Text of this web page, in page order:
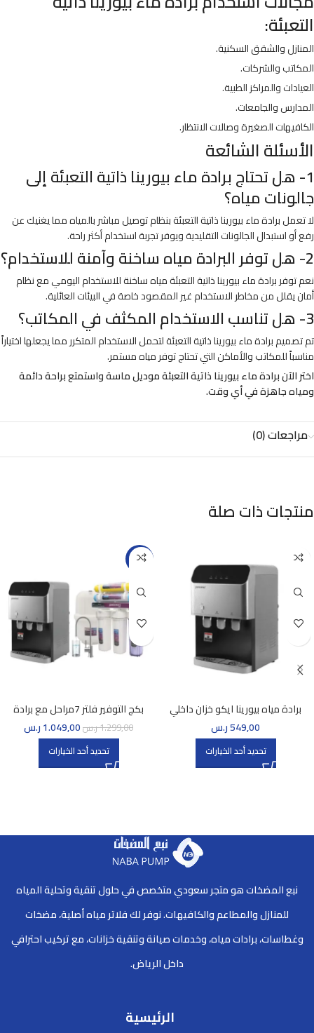
التعبئة:
المنازل والشقق السكنية.
المكاتب والشركات.
العيادات والمراكز الطبية.
المدارس والجامعات.
الكافيهات الصغيرة وصالات الانتظار.
الأسئلة الشائعة
1- هل تحتاج برادة ماء بيورينا ذاتية التعبئة إلى
جالونات مياه؟
لا تعمل برادة ماء بيورينا ذاتية التعبئة بنظام توصيل مباشر بالمياه مما يغنيك عن
رفع أو استبدال الجالونات التقليدية ويوفر تجربة استخدام أكثر راحة.
2- هل توفر البرادة مياه ساخنة وآمنة للاستخدام؟
نعم توفر برادة ماء بيورينا ذاتية التعبئة مياه ساخنة للاستخدام اليومي مع نظام
أمان يقلل من مخاطر الاستخدام غير المقصود خاصة في البيئات العائلية.
3- هل تناسب الاستخدام المكثف في المكاتب؟
تم تصميم برادة ماء بيورينا ذاتية التعبئة لتحمل الاستخدام المتكرر مما يجعلها اختياراً
مناسباً للمكاتب والأماكن التي تحتاج توفر مياه مستمر.
اختر الآن برادة ماء بيورينا ذاتية التعبئة موديل ماسة واستمتع براحة دائمة
ومياه جاهزة في أي وقت.
مراجعات (0)
منتجات ذات صلة
برادة مياه بيورينا ايكو خزان داخلي
ذاتية التعبئة
549,00ر.س
تحديد أحد الخيارات
-19%
بكج التوفير فلتر 7مراحل مع برادة
بيورينا إيكو PURERENA ECO
1.299,00ر.س1.049,00ر.س
تحديد أحد الخيارات
نبع المضخات هو متجر سعودي متخصص في حلول تنقية وتحلية المياه
للمنازل والمطاعم والكافيهات. نوفر لك فلاتر مياه أصلية، مضخات
وغطاسات، برادات مياه، وخدمات صيانة وتنقية خزانات، مع تركيب احترافي
داخل الرياض.
الرئيسية